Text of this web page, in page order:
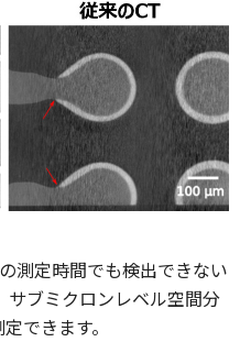
測定時間でも検出できない
ブミクロンレベル空間分
できます。